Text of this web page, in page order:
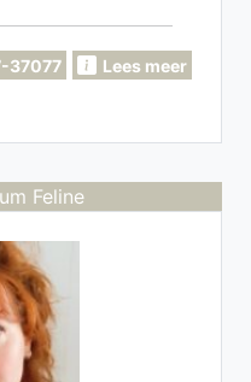
37077
Lees meer
Feline